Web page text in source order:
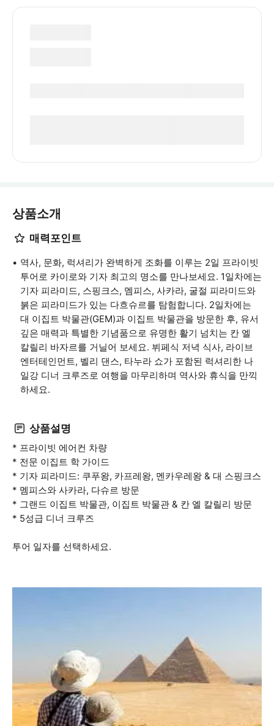
상품소개
매력포인트
역사, 문화, 럭셔리가 완벽하게 조화를 이루는 2일 프라이빗
투어로 카이로와 기자 최고의 명소를 만나보세요. 1일차에는
기자 피라미드, 스핑크스, 멤피스, 사카라, 굴절 피라미드와
붉은 피라미드가 있는 다흐슈르를 탐험합니다. 2일차에는
대 이집트 박물관(GEM)과 이집트 박물관을 방문한 후, 유서
깊은 매력과 특별한 기념품으로 유명한 활기 넘치는 칸 엘
칼릴리 바자르를 거닐어 보세요. 뷔페식 저녁 식사, 라이브
엔터테인먼트, 벨리 댄스, 타누라 쇼가 포함된 럭셔리한 나
일강 디너 크루즈로 여행을 마무리하며 역사와 휴식을 만끽
하세요.
상품설명
* 프라이빗 에어컨 차량
* 전문 이집트 학 가이드
* 기자 피라미드: 쿠푸왕, 카프레왕, 멘카우레왕 & 대 스핑크스
* 멤피스와 사카라, 다슈르 방문
* 그랜드 이집트 박물관, 이집트 박물관 & 칸 엘 칼릴리 방문
* 5성급 디너 크루즈
투어 일자를 선택하세요.